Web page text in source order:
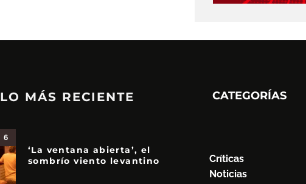
LO MÁS RECIENTE
6
‘La ventana abierta’, el
sombrío viento levantino
CATEGORÍAS
Críticas
Noticias